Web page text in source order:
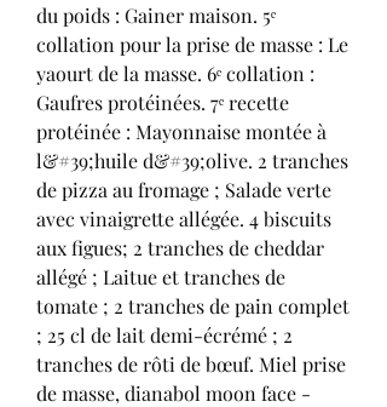
du poids : Gainer maison. 5ᵉ
collation pour la prise de masse : Le
yaourt de la masse. 6ᵉ collation :
Gaufres protéinées. 7ᵉ recette
protéinée : Mayonnaise montée à
l&#39;huile d&#39;olive. 2 tranches
de pizza au fromage ; Salade verte
avec vinaigrette allégée. 4 biscuits
aux figues; 2 tranches de cheddar
allégé ; Laitue et tranches de
tomate ; 2 tranches de pain complet
; 25 cl de lait demi-écrémé ; 2
tranches de rôti de bœuf. Miel prise
de masse, dianabol moon face -